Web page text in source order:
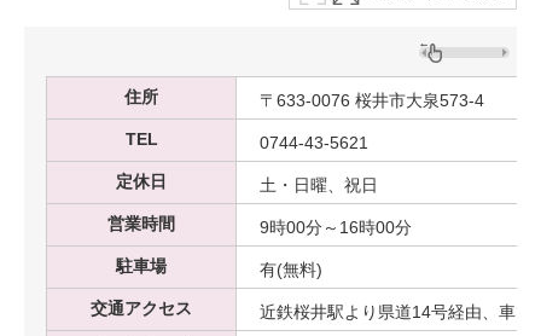
住所
〒633-0076 桜井市大泉573-4
TEL
0744-43-5621
定休日
土・日曜、祝日
営業時間
9時00分～16時00分
駐車場
有(無料)
交通アクセス
近鉄桜井駅より県道14号経由、車で